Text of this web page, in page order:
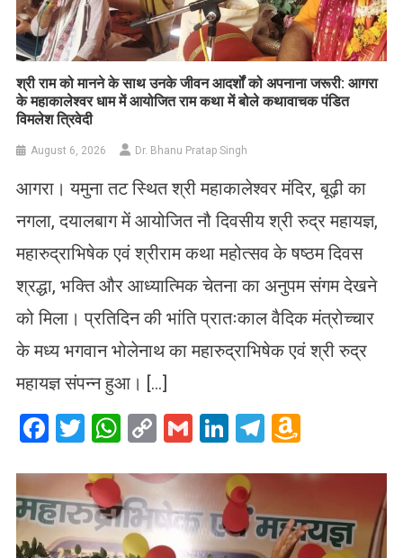
​श्री राम को मानने के साथ उनके जीवन आदर्शों को अपनाना जरूरी: आगरा
के महाकालेश्वर धाम में आयोजित राम कथा में बोले कथावाचक पंडित
विमलेश त्रिवेदी
August 6, 2026 Dr. Bhanu Pratap Singh
आगरा। यमुना तट स्थित श्री महाकालेश्वर मंदिर, बूढ़ी का
नगला, दयालबाग में आयोजित नौ दिवसीय श्री रुद्र महायज्ञ,
महारुद्राभिषेक एवं श्रीराम कथा महोत्सव के षष्ठम दिवस
श्रद्धा, भक्ति और आध्यात्मिक चेतना का अनुपम संगम देखने
को मिला। प्रतिदिन की भांति प्रातःकाल वैदिक मंत्रोच्चार
के मध्य भगवान भोलेनाथ का महारुद्राभिषेक एवं श्री रुद्र
महायज्ञ संपन्न हुआ। […]
Facebook
Twitter
WhatsApp
CopyGmailLinkedIn
Telegram
List